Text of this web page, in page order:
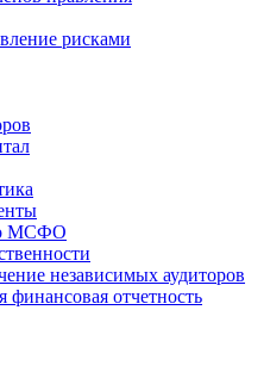
рисками
МСФО
независимых аудиторов
финансовая отчетность